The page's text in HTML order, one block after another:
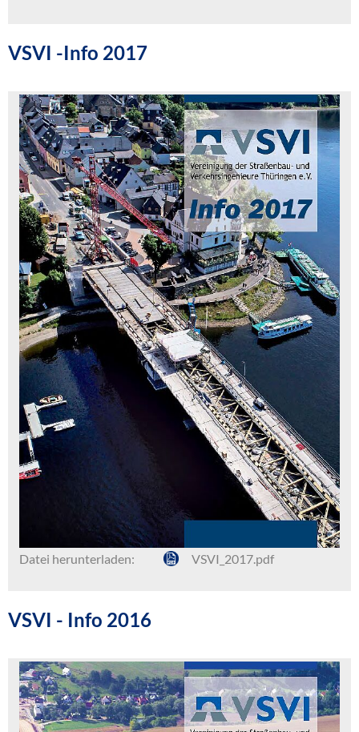
VSVI -Info 2017
Datei herunterladen: VSVI_2017.pdf
VSVI - Info 2016